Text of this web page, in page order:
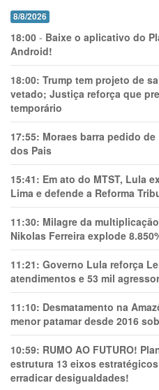
8/8/2026
18:00 - Baixe o aplicativo do
Android!
18:00: Trump tem projeto de
vetado; Justiça reforça que
temporário
17:55: Moraes barra pedido
dos Pais
15:41: Em ato do MTST, Lula
Lima e defende a Reforma
11:30: Milagre da
Nikolas Ferreira explode
11:21: Governo Lula reforça
atendimentos e 53 mil
11:10: Desmatamento na
menor patamar desde 2016
10:59: RUMO AO FUTURO!
estrutura 13 eixos
erradicar desigualdades!